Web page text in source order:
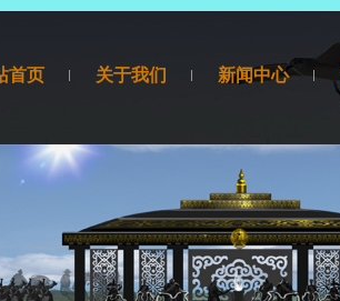
首页 关于我们 新闻中心